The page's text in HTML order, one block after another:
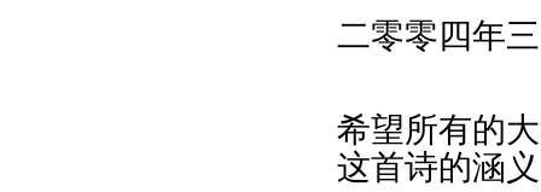
二零零四年
希望所有的
这首诗的涵